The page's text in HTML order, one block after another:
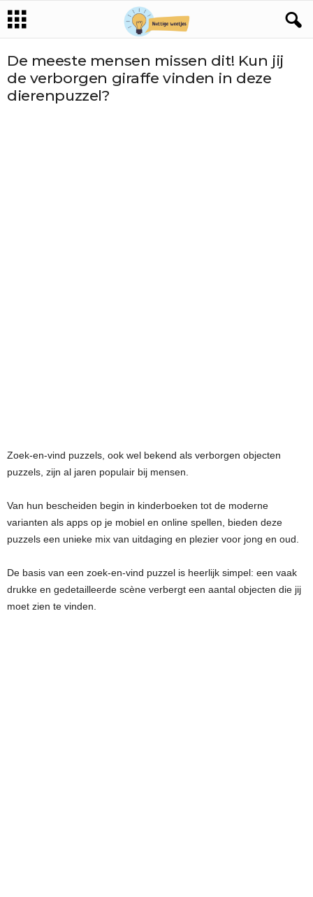
De meeste mensen missen dit! Kun jij
de verborgen giraffe vinden in deze
dierenpuzzel?
Zoek-en-vind puzzels, ook wel bekend als verborgen objecten
puzzels, zijn al jaren populair bij mensen.
Van hun bescheiden begin in kinderboeken tot de moderne
varianten als apps op je mobiel en online spellen, bieden deze
puzzels een unieke mix van uitdaging en plezier voor jong en oud.
De basis van een zoek-en-vind puzzel is heerlijk simpel: een vaak
drukke en gedetailleerde scène verbergt een aantal objecten die jij
moet zien te vinden.